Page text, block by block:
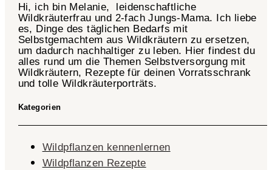
Hi, ich bin Melanie, leidenschaftliche
Wildkräuterfrau und 2-fachJungs-Mama. Ich liebe
es, Dinge des täglichen Bedarfs mit
Selbstgemachtem aus Wildkräutern zu ersetzen,
um dadurch nachhaltiger zu leben. Hier findest du
alles rund um die Themen Selbstversorgung mit
Wildkräutern, Rezepte für deinen Vorratsschrank
und tolle Wildkräuterporträts.
Kategorien
Wildpflanzen kennenlernen
Wildpflanzen Rezepte